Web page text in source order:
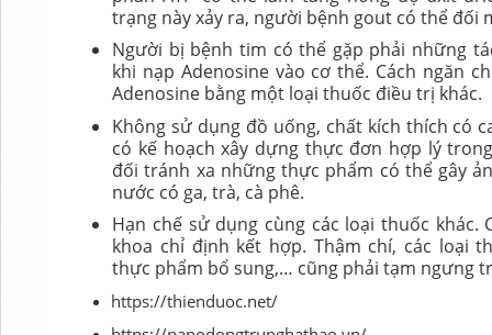
trạng này xảy ra, người bệnh gout có thể đối
Người bị bệnh tim có thể gặp phải những
khi nạp Adenosine vào cơ thể. Cách ngăn
Adenosine bằng một loại thuốc điều trị khác.
Không sử dụng đồ uống, chất kích thích có
có kế hoạch xây dựng thực đơn hợp lý
đối tránh xa những thực phẩm có thể gây
nước có ga, trà, cà phê.
Hạn chế sử dụng cùng các loại thuốc khác.
khoa chỉ định kết hợp. Thậm chí, các loại
thực phẩm bổ sung,… cũng phải tạm ngưng
https://thienduoc.net/